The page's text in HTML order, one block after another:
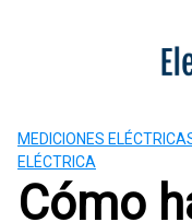
MEDICIONES
ELÉCTRICA
Cómo